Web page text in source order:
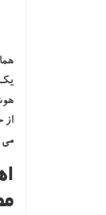
از
می